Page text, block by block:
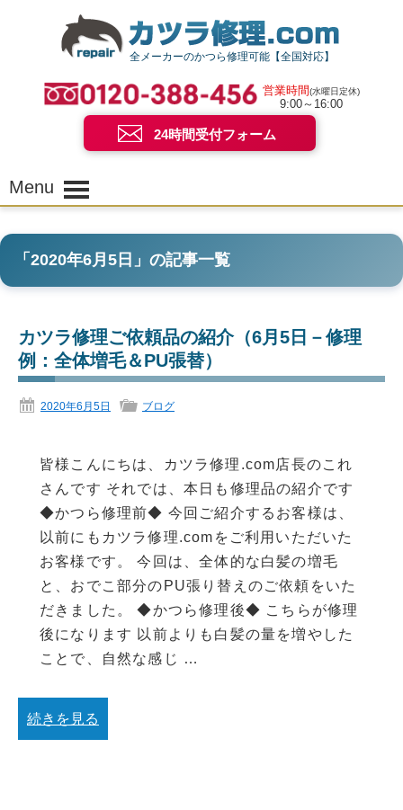
全メーカーのかつら修理可能【全国対応】
営業時間(水曜日定休)
9:00～16:00
24時間受付フォーム
Menu
「 2020年6月5日 」の記事一覧
カツラ修理ご依頼品の紹介（6月5日－修理
例：全体増毛＆PU張替）
2020年6月5日 ブログ
皆様こんにちは、カツラ修理.com店長のこれ
さんです それでは、本日も修理品の紹介です
◆かつら修理前◆ 今回ご紹介するお客様は、
以前にもカツラ修理.comをご利用いただいた
お客様です。 今回は、全体的な白髪の増毛
と、おでこ部分のPU張り替えのご依頼をいた
だきました。 ◆かつら修理後◆ こちらが修理
後になります 以前よりも白髪の量を増やした
ことで、自然な感じ …
続きを見る